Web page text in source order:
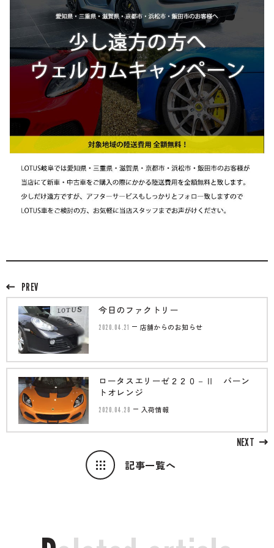
PREV
今日のファクトリー
2020.04.21 店舗からのお知らせ
記事一覧へ
NEXT
ロータスエリーゼ２２０－Ⅱ バーン
トオレンジ
2020.04.28 入荷情報